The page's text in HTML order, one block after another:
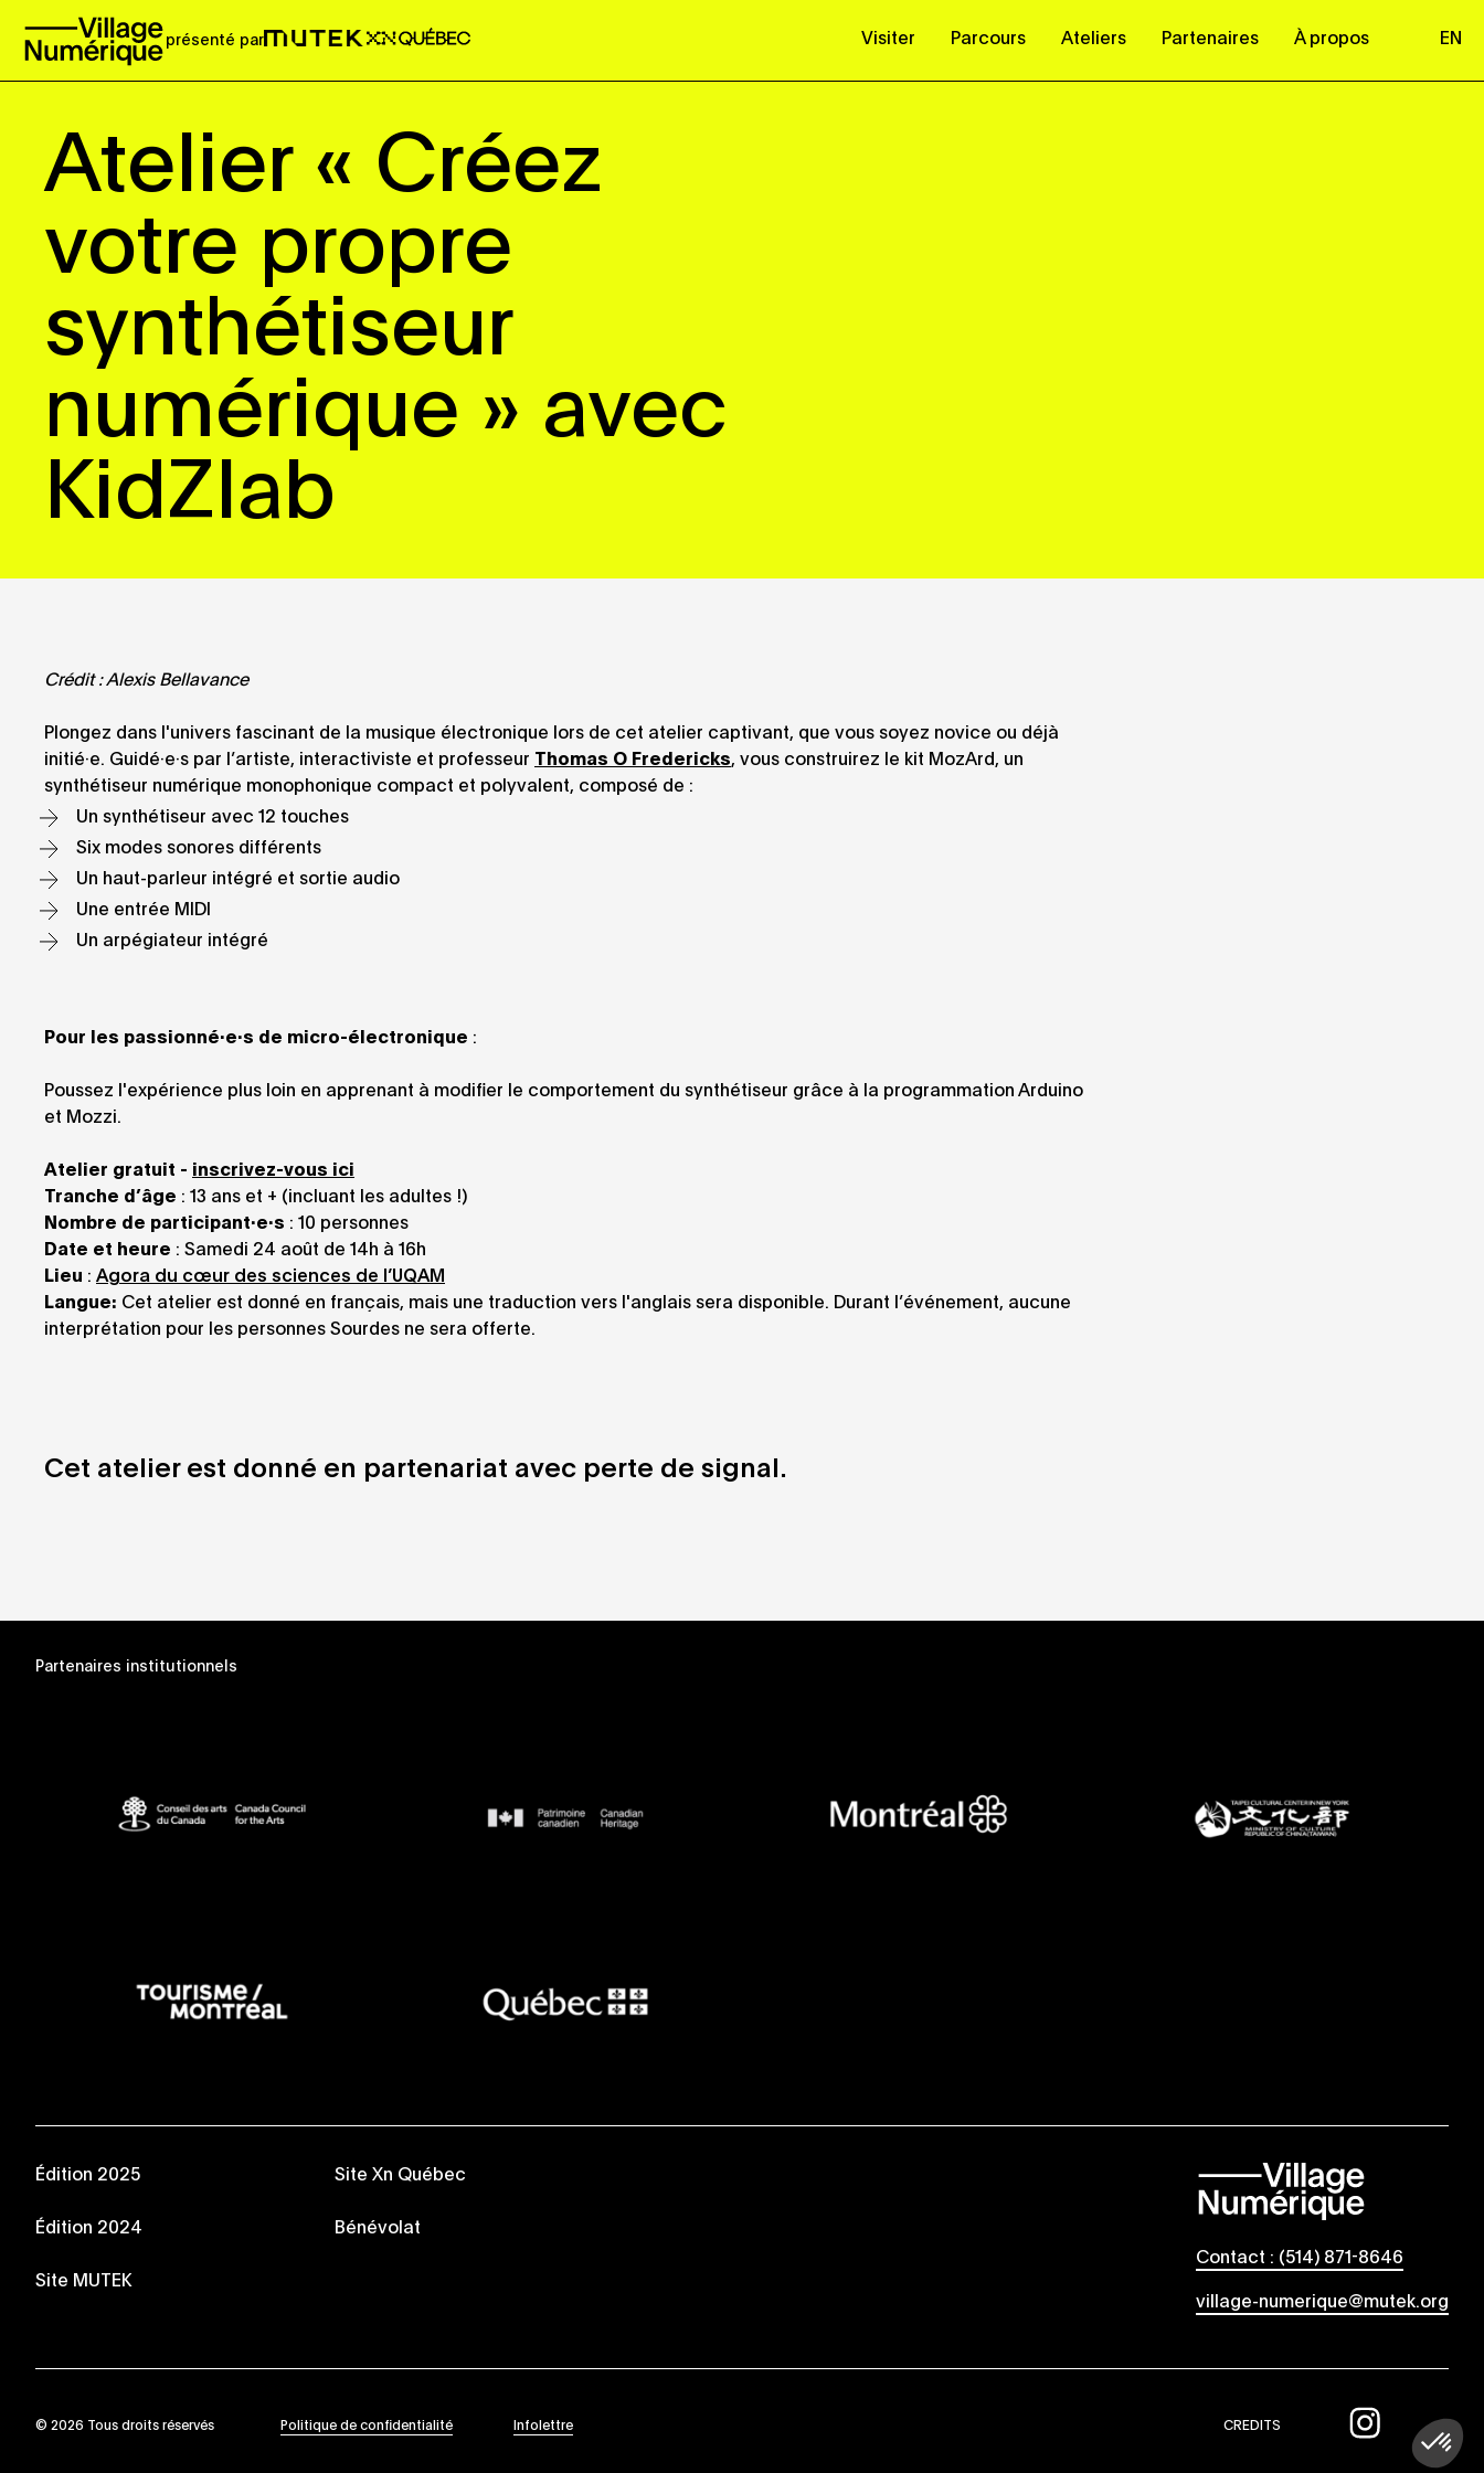
présenté par Visiter Parcours Ateliers Partenaires À propos EN
Atelier « Créez
votre propre
synthétiseur
numérique » avec
KidZlab
Crédit : Alexis Bellavance
Plongez dans l'univers fascinant de la musique électronique lors de cet atelier captivant, que vous soyez novice ou déjà
initié·e. Guidé·e·s par l’artiste, interactiviste et professeur Thomas O Fredericks, vous construirez le kit MozArd, un
synthétiseur numérique monophonique compact et polyvalent, composé de :
Un synthétiseur avec 12 touches
Six modes sonores différents
Un haut-parleur intégré et sortie audio
Une entrée MIDI
Un arpégiateur intégré
Pour les passionné·e·s de micro-électronique :
Poussez l'expérience plus loin en apprenant à modifier le comportement du synthétiseur grâce à la programmation Arduino
et Mozzi.
Atelier gratuit - inscrivez-vous ici
Tranche d’âge : 13 ans et + (incluant les adultes !)
Nombre de participant·e·s : 10 personnes
Date et heure : Samedi 24 août de 14h à 16h
Lieu : Agora du cœur des sciences de l’UQAM
Langue: Cet atelier est donné en français, mais une traduction vers l'anglais sera disponible. Durant l’événement, aucune
interprétation pour les personnes Sourdes ne sera offerte.
Cet atelier est donné en partenariat avec perte de signal.
Partenaires institutionnels
Édition 2025
Édition 2024
Site MUTEK
Site Xn Québec
Bénévolat
Contact : (514) 871-8646
village-numerique@mutek.org
© 2026 Tous droits réservés Politique de confidentialité Infolettre CREDITS